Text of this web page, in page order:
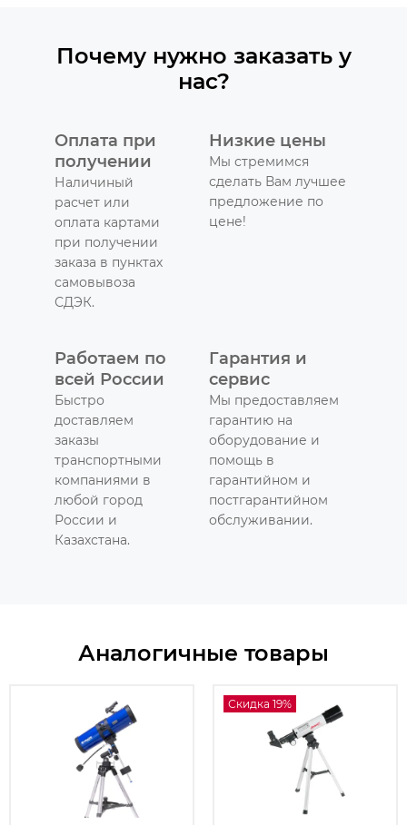
Почему нужно заказать у
нас?
Оплата при
получении
Наличиный
расчет или
оплата картами
при получении
заказа в пунктах
самовывоза
СДЭК.
Низкие цены
Мы стремимся
сделать Вам лучшее
предложение по
цене!
Работаем по
всей России
Быстро
доставляем
заказы
транспортными
компаниями в
любой город
России и
Казахстана.
Гарантия и
сервис
Мы предоставляем
гарантию на
оборудование и
помощь в
гарантийном и
постгарантийном
обслуживании.
Аналогичные товары
Скидка 19%